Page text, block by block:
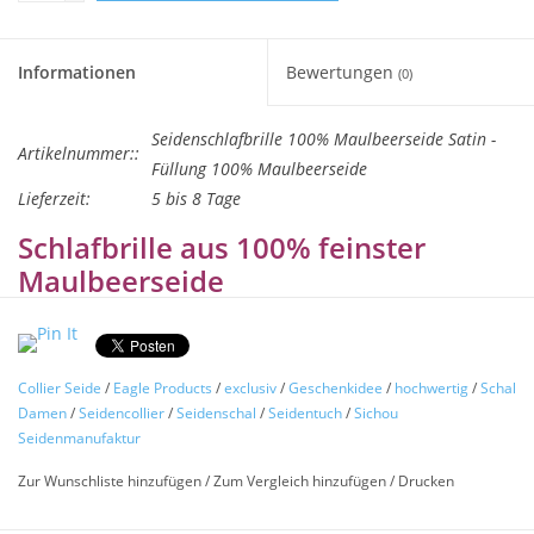
Informationen Bewertungen (0)
Artikelnummer::
Seidenschlafbrille 100% Maulbeerseide Satin -
Füllung 100% Maulbeerseide
Lieferzeit:
5 bis 8 Tage
Schlafbrille aus 100% feinster
Maulbeerseide
Begleiter, auch auf Reisen.
Ein Trend im Accessoire Bereich und eine schöne
Geschenkidee für Ihre Liebsten !
Eine Schlafbrille aus feiner Seide verhilft zu tiefem Schlaf und
Collier Seide / Eagle Products /exclusiv/Geschenkidee / hochwertig/Schal
Damen/Seidencollier/Seidenschal /Seidentuch/Sichou
Seidenmanufaktur
Zur Wunschliste hinzufügen/Zum Vergleich hinzufügen/ Drucken